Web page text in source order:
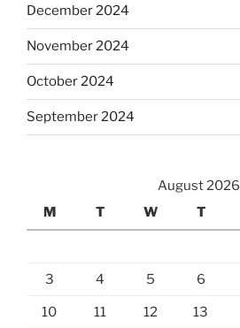
December 2024
November 2024
October 2024
September 2024
August 2026
M
T W T
3 4 5 6
10 11 12 13